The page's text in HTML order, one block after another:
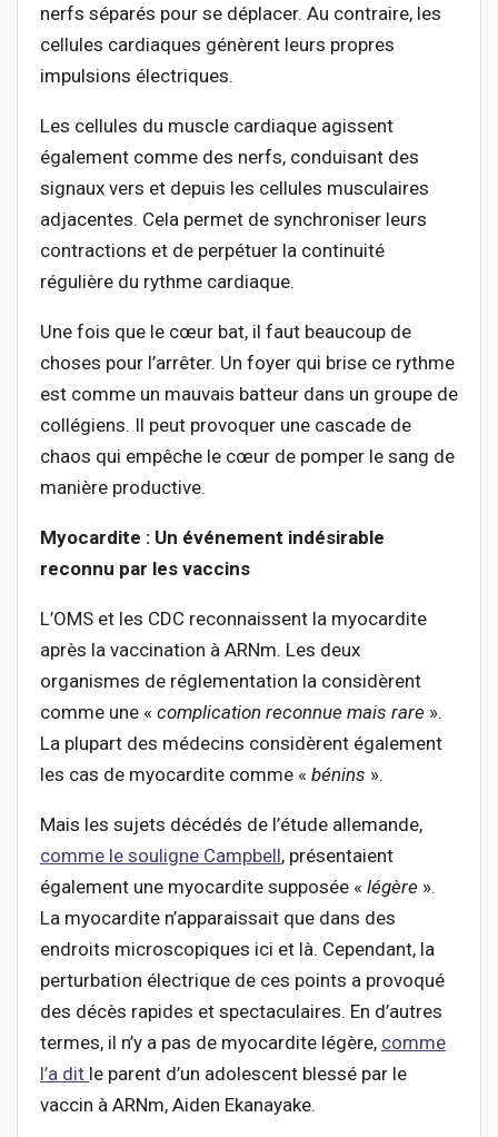
nerfs séparés pour se déplacer. Au contraire, les
cellules cardiaques génèrent leurs propres
impulsions électriques.
Les cellules du muscle cardiaque agissent
également comme des nerfs, conduisant des
signaux vers et depuis les cellules musculaires
adjacentes. Cela permet de synchroniser leurs
contractions et de perpétuer la continuité
régulière du rythme cardiaque.
Une fois que le cœur bat, il faut beaucoup de
choses pour l’arrêter. Un foyer qui brise ce rythme
est comme un mauvais batteur dans un groupe de
collégiens. Il peut provoquer une cascade de
chaos qui empêche le cœur de pomper le sang de
manière productive.
Myocardite : Un événement indésirable
reconnu par les vaccins
L’OMS et les CDC reconnaissent la myocardite
après la vaccination à ARNm. Les deux
organismes de réglementation la considèrent
comme une « complication reconnue mais rare ».
La plupart des médecins considèrent également
les cas de myocardite comme « bénins ».
Mais les sujets décédés de l’étude allemande,
comme le souligne Campbell, présentaient
également une myocardite supposée « légère ».
La myocardite n’apparaissait que dans des
endroits microscopiques ici et là. Cependant, la
perturbation électrique de ces points a provoqué
des décès rapides et spectaculaires. En d’autres
termes, il n’y a pas de myocardite légère, comme
l’a dit le parent d’un adolescent blessé par le
vaccin à ARNm, Aiden Ekanayake.